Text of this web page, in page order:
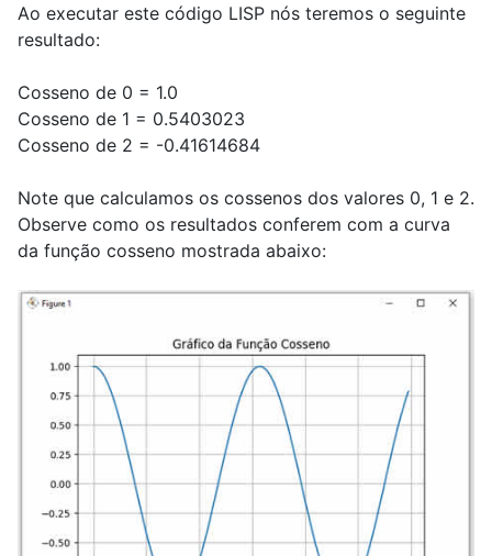
Ao executar este código LISP nós teremos o seguinte
resultado:
Cosseno de 0 = 1.0
Cosseno de 1 = 0.5403023
Cosseno de 2 = -0.41614684
Note que calculamos os cossenos dos valores 0, 1 e 2.
Observe como os resultados conferem com a curva
da função cosseno mostrada abaixo: